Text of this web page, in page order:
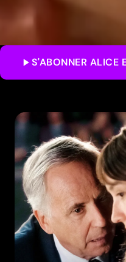
S'ABONNER ALICE